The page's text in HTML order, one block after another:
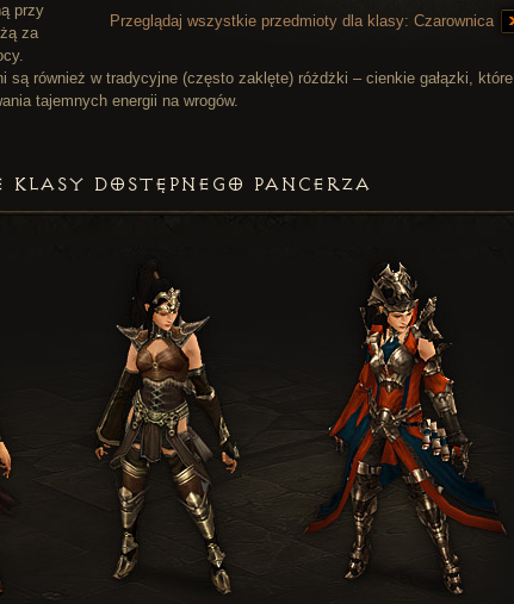
Przeglądaj wszystkie przedmioty dla klasy: Czarownica
przy
za
są również w tradycyjne (często zaklęte) różdżki – cienkie gałązki, które
tajemnych energii na wrogów.
KLASY DOSTĘPNEGO PANCERZA